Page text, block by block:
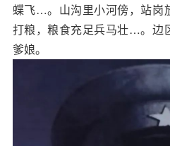
蝶飞…。山沟里小河傍，站
打粮，粮食充足兵马壮…。边
爹娘。